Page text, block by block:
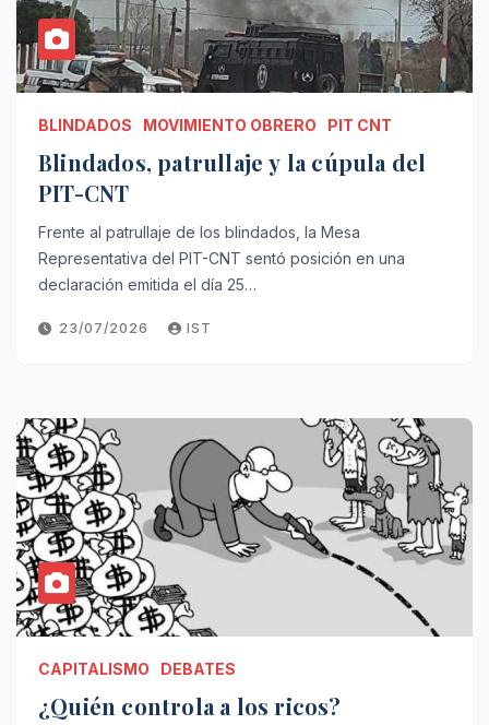
BLINDADOS MOVIMIENTO OBRERO PIT CNT
Blindados, patrullaje y la cúpula del
PIT-CNT
Frente al patrullaje de los blindados, la Mesa
Representativa del PIT-CNT sentó posición en una
declaración emitida el día 25…
23/07/2026 IST
CAPITALISMO DEBATES
¿Quién controla a los ricos?